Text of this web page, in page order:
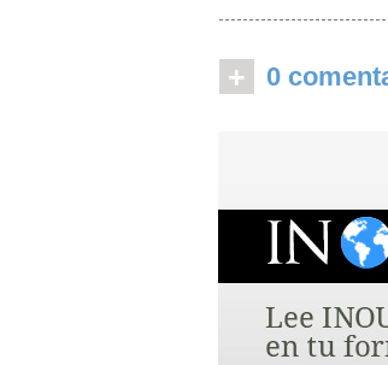
+ 0